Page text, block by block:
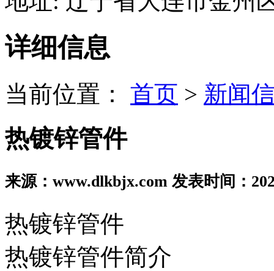
详细信息
当前位置： 首页 > 新闻
热镀锌管件
来源：www.dlkbjx.com 发表时间：
热镀锌管件
热镀锌管件简介